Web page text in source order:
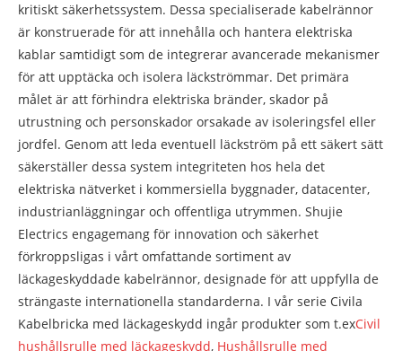
kritiskt säkerhetssystem. Dessa specialiserade kabelrännor
är konstruerade för att innehålla och hantera elektriska
kablar samtidigt som de integrerar avancerade mekanismer
för att upptäcka och isolera läckströmmar. Det primära
målet är att förhindra elektriska bränder, skador på
utrustning och personskador orsakade av isoleringsfel eller
jordfel. Genom att leda eventuell läckström på ett säkert sätt
säkerställer dessa system integriteten hos hela det
elektriska nätverket i kommersiella byggnader, datacenter,
industrianläggningar och offentliga utrymmen. Shujie
Electrics engagemang för innovation och säkerhet
förkroppsligas i vårt omfattande sortiment av
läckageskyddade kabelrännor, designade för att uppfylla de
strängaste internationella standarderna. I vår serie Civila
Kabelbricka med läckageskydd ingår produkter som t.exCivil
hushållsrulle med läckageskydd, Hushållsrulle med